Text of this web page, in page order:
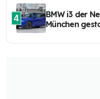
4
BMW i3 der
München